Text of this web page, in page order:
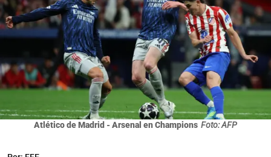
Atlético de Madrid - Arsenal en Champions Foto: AFP